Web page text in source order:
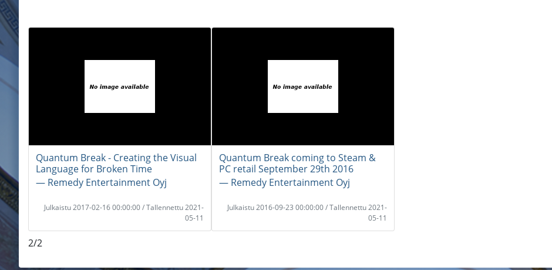
Quantum Break - Creating the Visual
Language for Broken Time
― Remedy Entertainment Oyj
Julkaistu 2017-02-16 00:00:00 / Tallennettu 2021-
05-11
Quantum Break coming to Steam &
PC retail September 29th 2016
― Remedy Entertainment Oyj
Julkaistu 2016-09-23 00:00:00 / Tallennettu 2021-
05-11
2/2